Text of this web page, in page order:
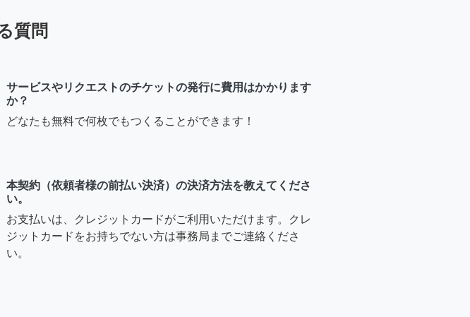
質問
サービスやリクエストのチケットの発行に費用はかかります
か？
どなたも無料で何枚でもつくることができます！
本契約（依頼者様の前払い決済）の決済方法を教えてくださ
い。
お支払いは、クレジットカードがご利用いただけます。クレ
ジットカードをお持ちでない方は事務局までご連絡くださ
い。